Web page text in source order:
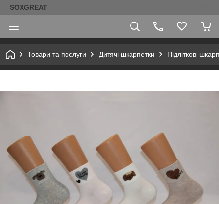
SOXGREAT
Товари та послуги Дитячі шкарпетки Підліткові